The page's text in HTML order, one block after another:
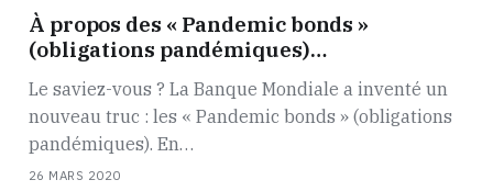
À propos des « Pandemic bonds »
(obligations pandémiques)…
Le saviez-vous ? La Banque Mondiale a inventé un
nouveau truc : les « Pandemic bonds » (obligations
pandémiques). En…
26 MARS 2020